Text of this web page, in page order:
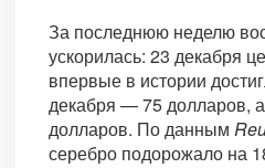
За последнюю неделю
ускорилась: 23 декабря
впервые в истории
декабря — 75 долларов,
долларов. По данным
серебро подорожало на